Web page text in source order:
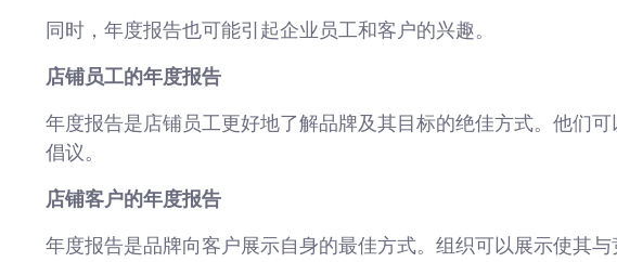
同时，年度报告也可能引起企业员工和客户的兴趣。
店铺员工的年度报告
年度报告是店铺员工更好地了解品牌及其目标的绝佳方式。他们
倡议。
店铺客户的年度报告
年度报告是品牌向客户展示自身的最佳方式。组织可以展示使其与